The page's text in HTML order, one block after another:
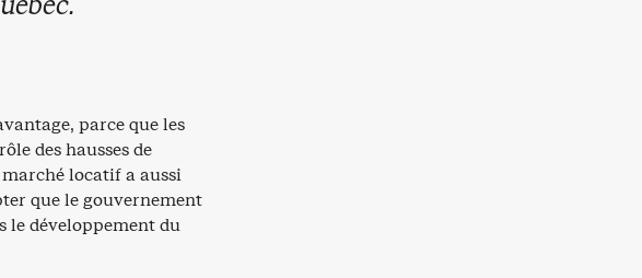
parce que les
des hausses de
locatif a aussi
que le gouvernement
le développement du